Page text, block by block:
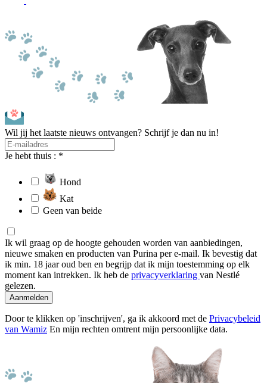
Wil jij het laatste nieuws ontvangen? Schrijf je dan nu in!
Je hebt thuis : *
Hond
Kat
Geen van beide
Ik wil graag op de hoogte gehouden worden van aanbiedingen,
nieuwe smaken en producten van Purina per e-mail. Ik bevestig dat
ik min. 18 jaar oud ben en begrijp dat ik mijn toestemming op elk
moment kan intrekken. Ik heb de privacyverklaring van Nestlé
gelezen.
Aanmelden
Door te klikken op 'inschrijven', ga ik akkoord met de Privacybeleid
van Wamiz En mijn rechten omtrent mijn persoonlijke data.